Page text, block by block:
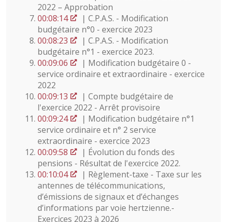
2022 – Approbation
00:08:14
| C.P.A.S. - Modification
budgétaire n°0 - exercice 2023
00:08:23
| C.P.A.S. - Modification
budgétaire n°1 - exercice 2023.
00:09:06
| Modification budgétaire 0 -
service ordinaire et extraordinaire - exercice
2022
00:09:13
| Compte budgétaire de
l'exercice 2022 - Arrêt provisoire
00:09:24
| Modification budgétaire n°1
service ordinaire et n° 2 service
extraordinaire - exercice 2023
00:09:58
| Évolution du fonds des
pensions - Résultat de l'exercice 2022.
00:10:04
| Règlement-taxe - Taxe sur les
antennes de télécommunications,
d’émissions de signaux et d’échanges
d’informations par voie hertzienne.-
Exercices 2023 à 2026